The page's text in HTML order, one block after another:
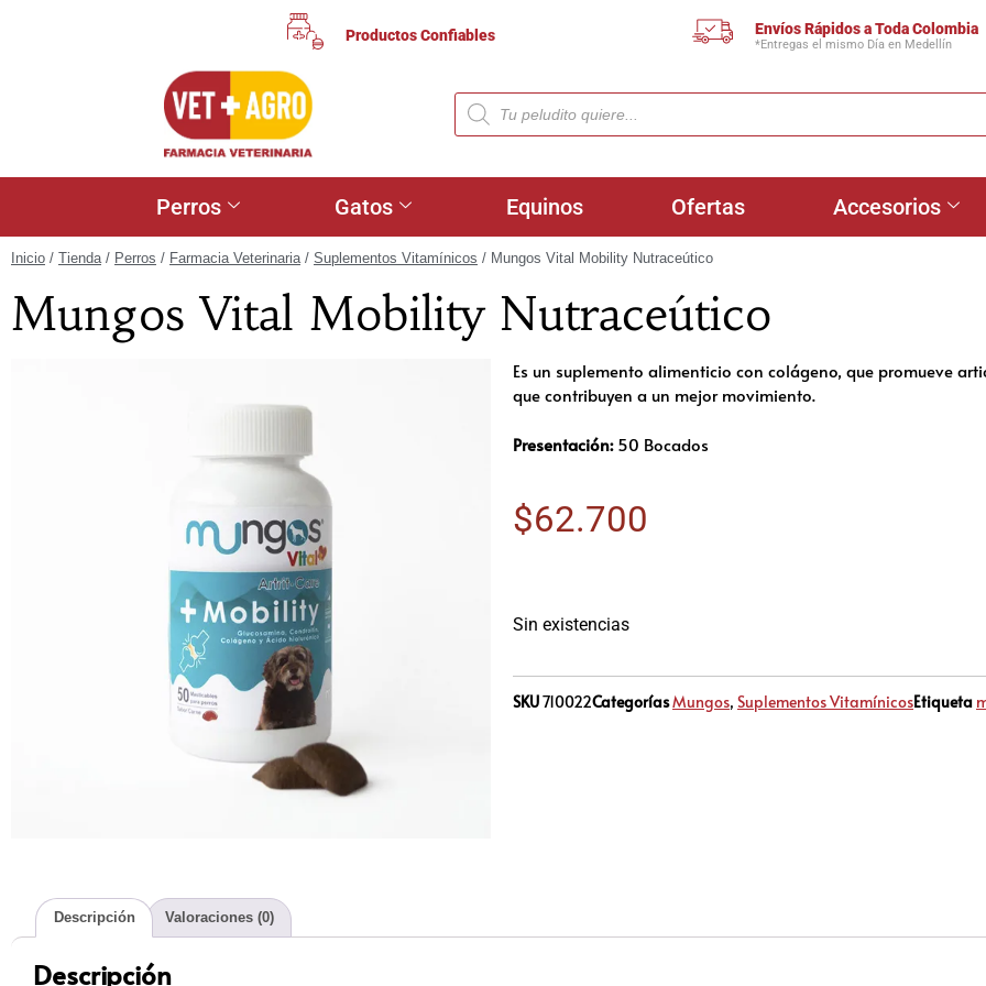
Productos Confiables Envíos Rápidos a Toda Colombia
*Entregas el mismo Día en Medellín
Perros Gatos Equinos Ofertas Accesorios
Inicio / Tienda/ Perros / Farmacia Veterinaria/ Suplementos Vitamínicos / Mungos Vital Mobility Nutraceútico
Mungos Vital Mobility Nutraceútico
Es un suplemento alimenticio con colágeno, que promueve
que contribuyen a un mejor movimiento.
Presentación:50 Bocados
$62.700
Sin existencias
SKU710022CategoríasMungos, Suplementos VitamínicosEtiqueta
Descripción Valoraciones (0)
Descripción